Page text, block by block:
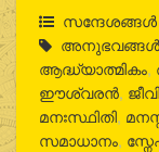
സന്ദേശങ്ങൾ
അനുഭവങ്ങൾ
ആദ്ധ്യാത്മികം,
ഈശ്വരന്‍,
മനഃസ്ഥിതി,
സമാധാനം,